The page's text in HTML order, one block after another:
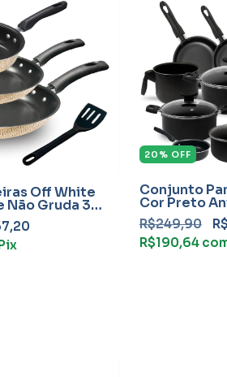
Off White
Gruda 3
Pix
20 % OFF
Conjunto
Cor Preto
Peças Teflon
R$249,90
R$190,64